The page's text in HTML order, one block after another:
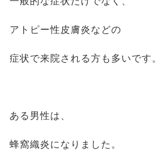
アトピー性皮膚炎などの
症状で来院される方も多いです。
ある男性は、
蜂窩織炎になりました。